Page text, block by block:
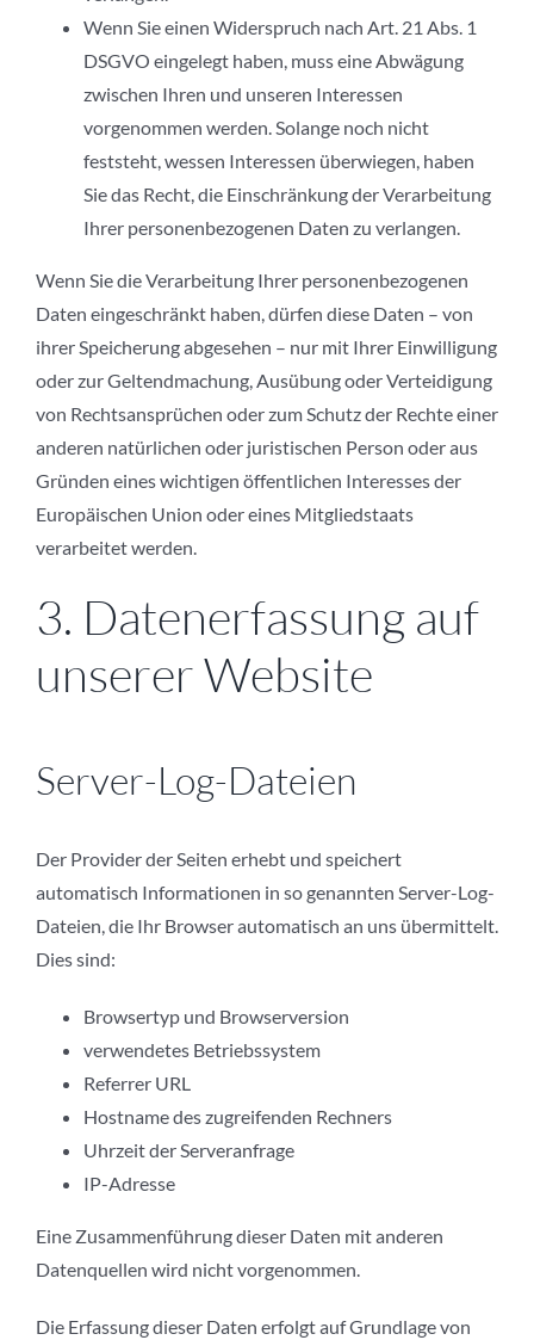
Wenn Sie einen Widerspruch nach Art. 21 Abs. 1
DSGVO eingelegt haben, muss eine Abwägung
zwischen Ihren und unseren Interessen
vorgenommen werden. Solange noch nicht
feststeht, wessen Interessen überwiegen, haben
Sie das Recht, die Einschränkung der Verarbeitung
Ihrer personenbezogenen Daten zu verlangen.
Wenn Sie die Verarbeitung Ihrer personenbezogenen
Daten eingeschränkt haben, dürfen diese Daten – von
ihrer Speicherung abgesehen – nur mit Ihrer Einwilligung
oder zur Geltendmachung, Ausübung oder Verteidigung
von Rechtsansprüchen oder zum Schutz der Rechte einer
anderen natürlichen oder juristischen Person oder aus
Gründen eines wichtigen öffentlichen Interesses der
Europäischen Union oder eines Mitgliedstaats
verarbeitet werden.
3. Datenerfassung auf
unserer Website
Server-Log-Dateien
Der Provider der Seiten erhebt und speichert
automatisch Informationen in so genannten Server-Log-
Dateien, die Ihr Browser automatisch an uns übermittelt.
Dies sind:
Browsertyp und Browserversion
verwendetes Betriebssystem
Referrer URL
Hostname des zugreifenden Rechners
Uhrzeit der Serveranfrage
IP-Adresse
Eine Zusammenführung dieser Daten mit anderen
Datenquellen wird nicht vorgenommen.
Die Erfassung dieser Daten erfolgt auf Grundlage von